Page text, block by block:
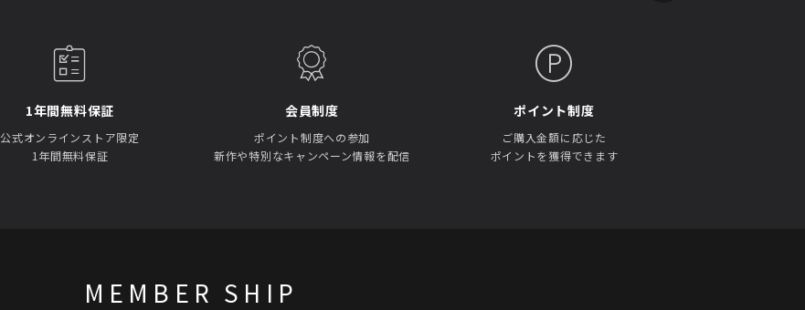
1年間無料保証
公式オンラインストア限定
1年間無料保証
会員制度
ポイント制度への参加
新作や特別なキャンペーン情報を配信
ポイント制度
ご購入金額に応じた
ポイントを獲得できます
MEMBER SHIP